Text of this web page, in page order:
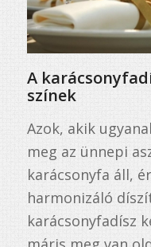
A
színek
Azok, akik
meg az ünnepi
karácsonyfa áll,
harmonizáló
karácsonyfadísz